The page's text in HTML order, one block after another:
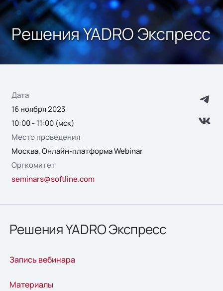
Решения YADRO Экспресс
Дата
16 ноября 2023
10:00 - 11:00 (мск)
Место проведения
Москва, Онлайн-платформа Webinar
Оргкомитет
seminars@softline.com
Решения YADRO Экспресс
Запись вебинара
Материалы